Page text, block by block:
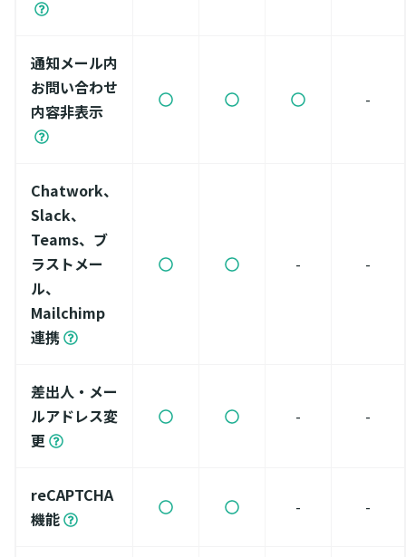
通知メール内
お問い合わせ
内容非表示
-
Chatwork、
Slack、
Teams、ブ
ラストメー
ル、
Mailchimp
連携
- -
差出人・メー
ルアドレス変
更
- -
reCAPTCHA
機能
- -